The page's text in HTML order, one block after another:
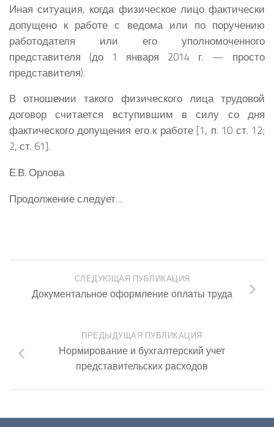
Иная ситуация, когда физическое лицо фактически
допущено к работе с ведома или по поручению
работодателя или его уполномоченного
представителя (до 1 января 2014 г. — просто
представителя).
В отношении такого физического лица трудовой
договор считается вступившим в силу со дня
фактического допущения его к работе [1, п. 10 ст. 12;
2, ст. 61].
Е.В. Орлова
Продолжение следует…
СЛЕДУЮЩАЯ ПУБЛИКАЦИЯ
Документальное оформление оплаты труда
ПРЕДЫДУЩАЯ ПУБЛИКАЦИЯ
Нормирование и бухгалтерский учет
представительских расходов